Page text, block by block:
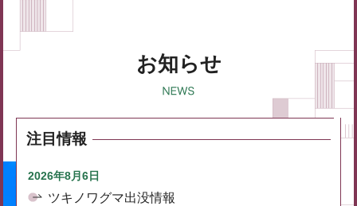
お知らせ
注目情報
2026年8月6日
ツキノワグマ出没情報